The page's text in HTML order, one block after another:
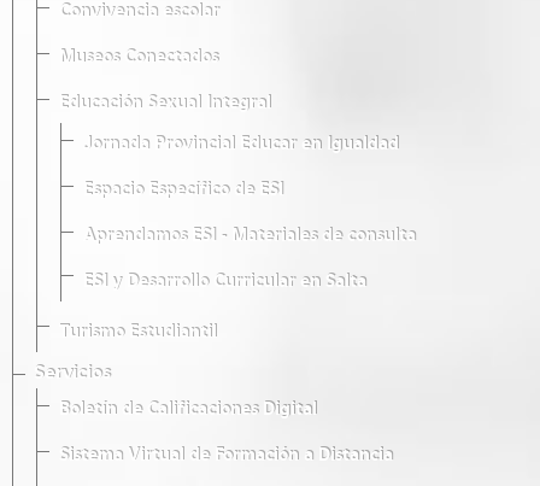
Convivencia escolar
Museos Conectados
Educación Sexual Integral
Jornada Provincial Educar en Igualdad
Espacio Específico de ESI
Aprendamos ESI - Materiales de consulta
ESI y Desarrollo Curricular en Salta
Turismo Estudiantil
Servicios
Boletín de Calificaciones Digital
Sistema Virtual de Formación a Distancia